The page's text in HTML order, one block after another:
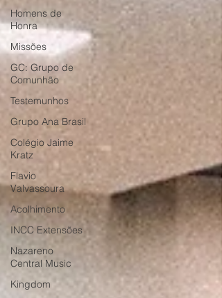
Homens de
Honra
Missões
GC: Grupo de
Comunhão
Testemunhos
Grupo Ana Brasil
Colégio Jaime
Kratz
Flavio
Valvassoura
Acolhimento
INCC Extensões
Nazareno
Central Music
Kingdom